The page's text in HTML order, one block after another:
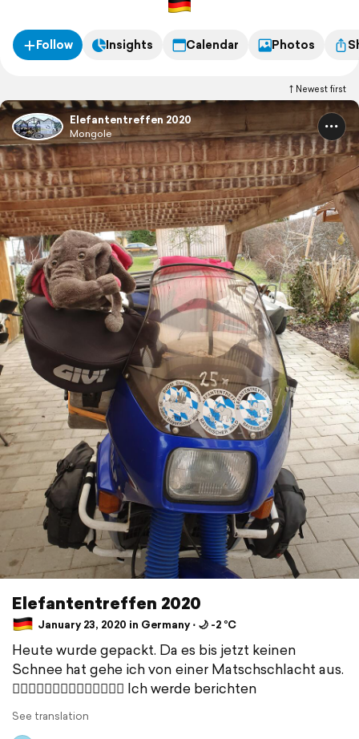
Follow Insights Calendar Photos
Newest first
Elefantentreffen 2020
Mongole
Elefantentreffen 2020
January 23, 2020 in Germany ⋅ 🌙 -2 °C
Heute wurde gepackt. Da es bis jetzt keinen
Schnee hat gehe ich von einer Matschschlacht aus.
🧟‍♀️🧟‍♀️🧟‍♀️🧟‍♀️🧟‍♀️🧟‍♀️🧟‍♀️ Ich werde berichten
See translation